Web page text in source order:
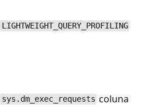
LIGHTWEIGHT_QUERY_PROFILING
sys.dm_exec_requests coluna